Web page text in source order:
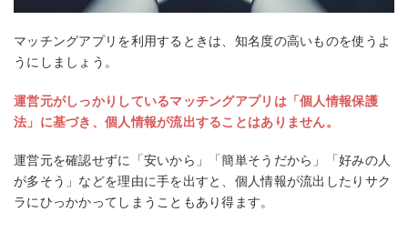
マッチングアプリを利用するときは、知名度の高いものを使うよ
うにしましょう。
運営元がしっかりしているマッチングアプリは「個人情報保護
法」に基づき、個人情報が流出することはありません。
運営元を確認せずに「安いから」「簡単そうだから」「好みの人
が多そう」などを理由に手を出すと、個人情報が流出したりサク
ラにひっかかってしまうこともあり得ます。